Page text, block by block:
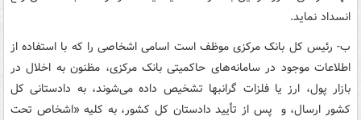
انسداد نماید.
ب- رئیس کل بانک مرکزی موظف است اسامی اشخاصی را که با استفاده از
اطلاعات موجود در سامانه‌های حاکمیتی بانک مرکزی، مظنون به اخلال در
بازار پول، ارز یا فلزات گران‎بها تشخیص داده می‌شوند، به دادستانی کل
کشور ارسال، و پس از تأیید دادستان کل کشور، به کلیه «اشخاص تحت